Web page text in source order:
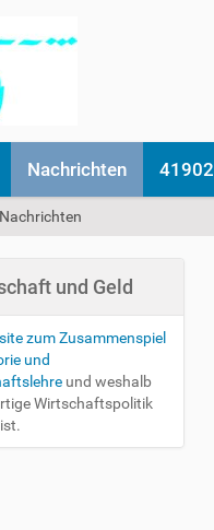
Nachrichten 41902
Nachrichten
und Geld
zum Zusammenspiel
und
und weshalb
Wirtschaftspolitik